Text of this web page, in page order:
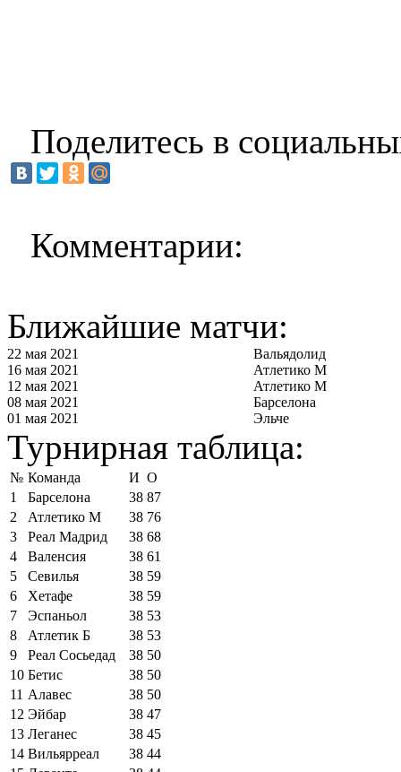
Поделитесь в
Комментарии:
Ближайшие матчи:
22 мая 2021
Вальядолид
16 мая 2021
Атлетико М
12 мая 2021
Атлетико М
08 мая 2021
Барселона
01 мая 2021
Эльче
Турнирная таблица:
№ Команда И О
1
Барселона 38 87
2
Атлетико М 38 76
3
Реал Мадрид 38 68
4
Валенсия 38 61
5
Севилья 38 59
6
Хетафе 38 59
7
Эспаньол 38 53
8
Атлетик Б 38 53
9
Реал Сосьедад 38 50
10 Бетис 38 50
11 Алавес 38 50
12 Эйбар 38 47
13 Леганес 38 45
14 Вильярреал 38 44